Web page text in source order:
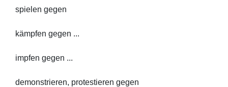
spielen gegen
kämpfen gegen ...
impfen gegen ...
demonstrieren, protestieren gegen